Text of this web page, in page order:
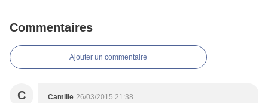
Commentaires
Ajouter un commentaire
C Camille 26/03/2015 21:38